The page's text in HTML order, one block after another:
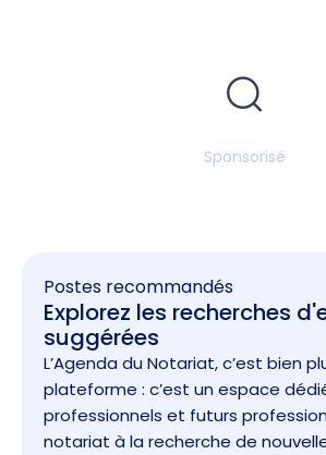
Sponsorisé
Postes recommandés
Explorez les recherches
suggérées
L’Agenda du Notariat, c’est bien
plateforme : c’est un espace
professionnels et futurs
notariat à la recherche de